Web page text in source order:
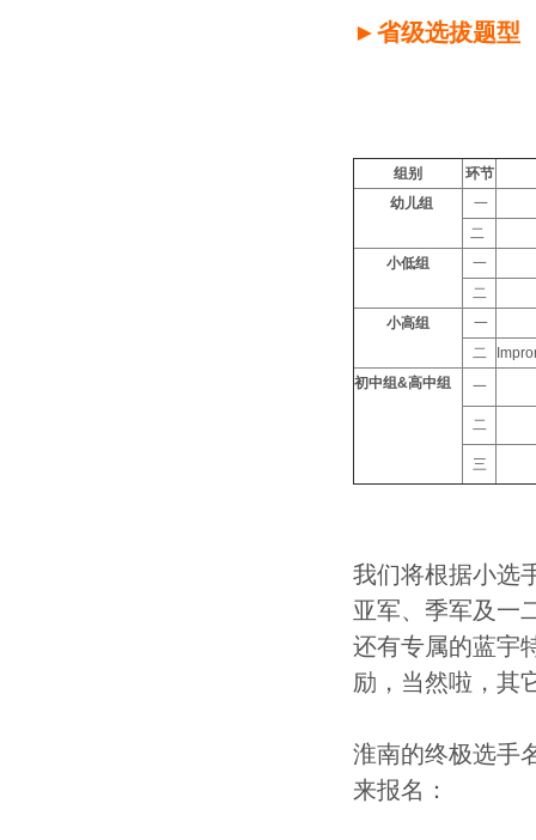
►省级选拔题型
组别
环节
幼儿组
一
二
小低组
一
二
小高组
一
二
初中组&高中组
一
二
三
我们将根据小选
亚军、季军及一
还有专属的蓝宇
励，当然啦，其
淮南的终极选手
来报名：